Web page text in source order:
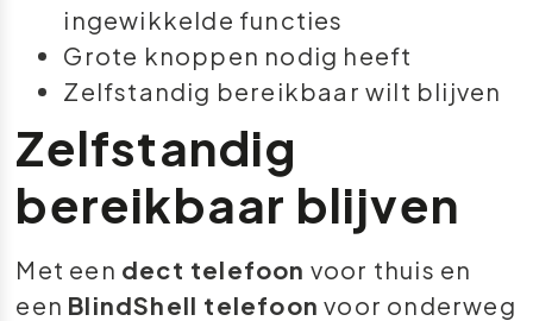
ingewikkelde functies
Grote knoppen nodig heeft
Zelfstandig bereikbaar wilt blijven
Zelfstandig
bereikbaar blijven
Met een dect telefoon voor thuis en
een BlindShell telefoon voor onderweg